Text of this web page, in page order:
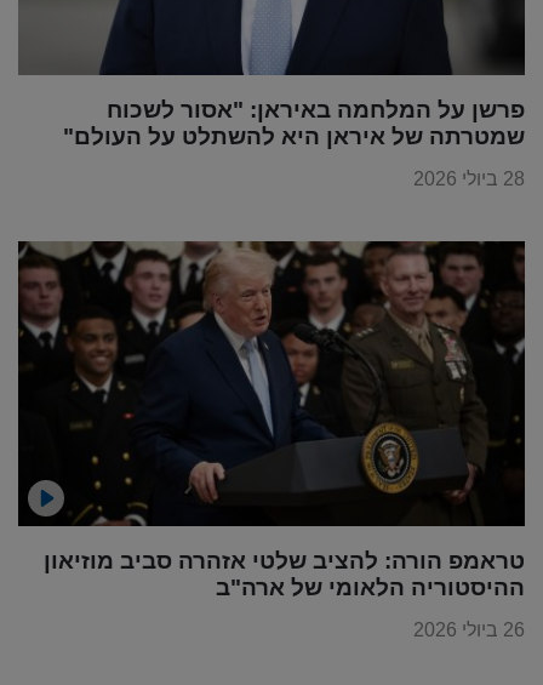
פרשן על המלחמה באיראן: "אסור לשכוח
שמטרתה של איראן היא להשתלט על העולם"
28 ביולי 2026
טראמפ הורה: להציב שלטי אזהרה סביב מוזיאון
ההיסטוריה הלאומי של ארה"ב
26 ביולי 2026